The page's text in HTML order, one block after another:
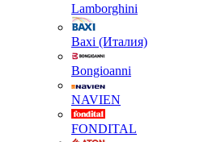
Lamborghini
Baxi (Италия)
Вongioanni
NAVIEN
FONDITAL